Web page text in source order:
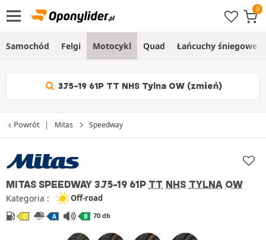
Samochód Felgi Motocykl Quad Łańcuchy śniegowe
3.75-19 61P TT NHS Tylna OW (zmień)
Powrót Mitas Speedway
MITAS SPEEDWAY 3.75-19 61P TT NHS TYLNA OW
Kategoria : Off-road
C A B 70 db